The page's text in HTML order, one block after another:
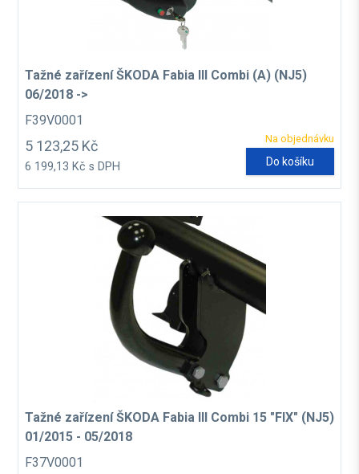
Tažné zařízení ŠKODA Fabia III Combi (A) (NJ5)
06/2018 ->
F39V0001
Na objednávku
5 123,25 Kč
6 199,13 Kč s DPH Do košíku
Tažné zařízení ŠKODA Fabia III Combi 15 "FIX" (NJ5)
01/2015 - 05/2018
F37V0001